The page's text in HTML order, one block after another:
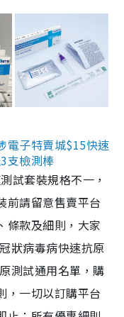
電子特賣城$15快速
支檢測棒
試套裝規格不一，
前請留意售賣平台
條款及細則，大家
狀病毒病快速抗原
測試通用名單，購
，一切以訂購平台